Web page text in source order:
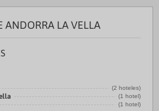
ANDORRA LA VELLA
(2 hoteles)
(1 hotel)
(1 hotel)